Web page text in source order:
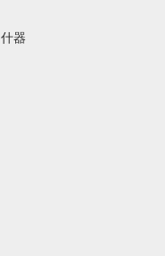
器